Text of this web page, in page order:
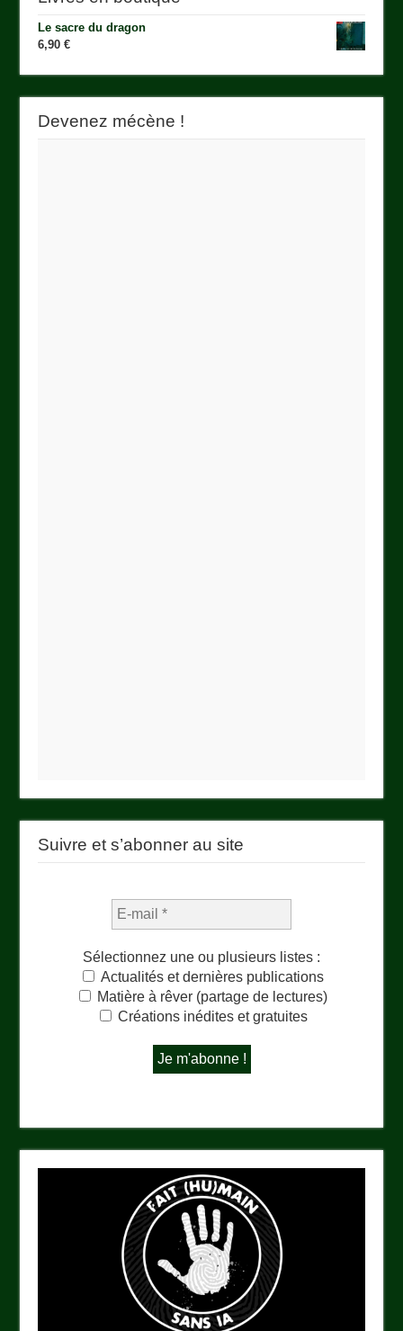
Le sacre du dragon
6,90€
Devenez mécène !
Suivre et s’abonner au site
Sélectionnez une ou plusieurs listes :
Actualités et dernières publications
Matière à rêver (partage de lectures)
Créations inédites et gratuites